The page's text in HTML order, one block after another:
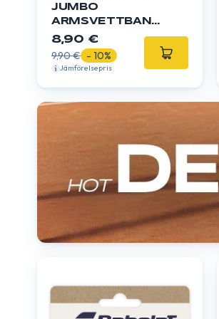
JUMBO
ARMSVETTBAND
BLÅ
8,90 €
9,90 € - 10%
Jämförelsepris